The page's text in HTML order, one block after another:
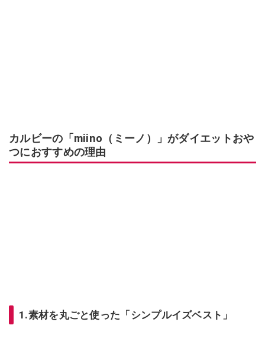
カルビーの「miino（ミーノ）」がダイエットおや
つにおすすめの理由
1.素材を丸ごと使った「シンプルイズベスト」